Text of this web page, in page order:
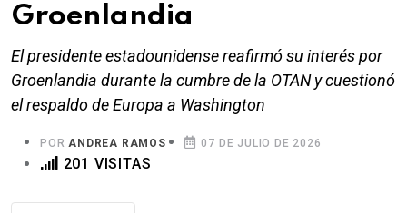
Groenlandia
El presidente estadounidense reafirmó su interés por
Groenlandia durante la cumbre de la OTAN y cuestionó
el respaldo de Europa a Washington
PORANDREA RAMOS 07 DE JULIO DE 2026
201 VISITAS